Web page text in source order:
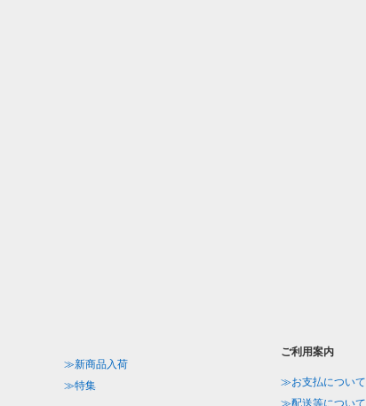
≫新商品入荷
≫特集
ご利用案内
≫お支払について
≫配送等について